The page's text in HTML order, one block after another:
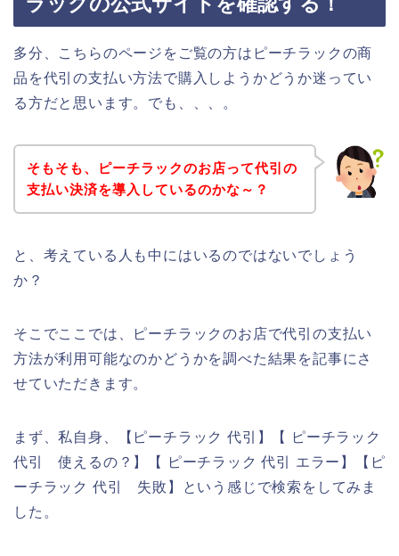
多分、こちらのページをご覧の方はピーチラックの商
品を代引の支払い方法で購入しようかどうか迷ってい
る方だと思います。でも、、、。
そもそも、ピーチラックのお店って代引の
支払い決済を導入しているのかな～？
と、考えている人も中にはいるのではないでしょう
か？
そこでここでは、ピーチラックのお店で代引の支払い
方法が利用可能なのかどうかを調べた結果を記事にさ
せていただきます。
まず、私自身、【ピーチラック 代引】【 ピーチラック
代引 使えるの？】【 ピーチラック 代引 エラー】【ピ
ーチラック 代引 失敗】という感じで検索をしてみま
した。